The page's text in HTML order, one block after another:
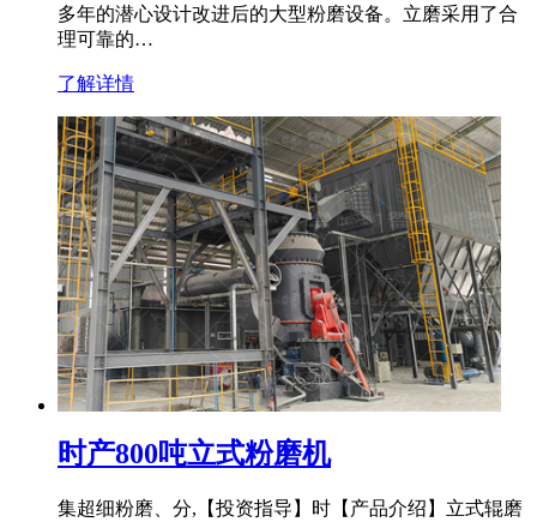
多年的潜心设计改进后的大型粉磨设备。立磨采用了合
理可靠的…
了解详情
时产800吨立式粉磨机
集超细粉磨、分,【投资指导】时【产品介绍】立式辊磨